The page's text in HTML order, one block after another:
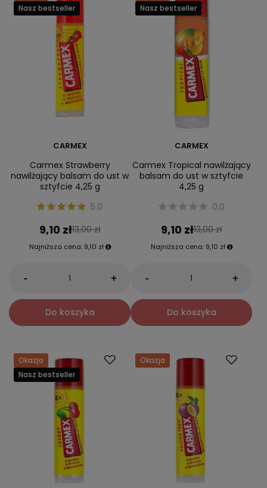
Nasz bestseller
CARMEX
Carmex Strawberry
nawilżający balsam do ust w
sztyfcie 4,25 g
5.0
9,10 zł13,00 zł
Najniższa cena: 9,10 zł
- +
Do koszyka
Nasz bestseller
CARMEX
Carmex Tropical nawilżający
balsam do ust w sztyfcie
4,25 g
0.0
9,10 zł13,00 zł
Najniższa cena: 9,10 zł
- +
Do koszyka
Okazja
Nasz bestseller
Okazja